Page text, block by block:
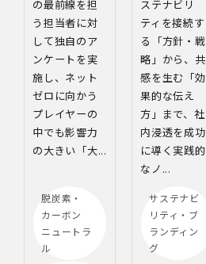
の最前線を担
う担当者に対
して独自のア
ンケートを実
施し、ネット
ゼロに向かう
プレイヤーの
中でも影響力
の大きい「大...
脱炭素・
カーボン
ニュートラ
ル
ステナビリ
ティを接続す
る「方針・戦
略」から、共
感を生む「効
果的な伝え
方」まで、社
内浸透を成功
に導く実践的
なノ...
サステナビ
リティ・ブ
ランディン
グ